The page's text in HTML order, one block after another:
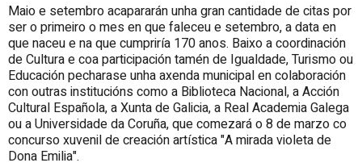
Maio e setembro acapararán unha gran cantidade de citas por
ser o primeiro o mes en que faleceu e setembro, a data en
que naceu e na que cumpriría 170 anos. Baixo a coordinación
de Cultura e coa participación tamén de Igualdade, Turismo ou
Educación pecharase unha axenda municipal en colaboración
con outras institucións como a Biblioteca Nacional, a Acción
Cultural Española, a Xunta de Galicia, a Real Academia Galega
ou a Universidade da Coruña, que comezará o 8 de marzo co
concurso xuvenil de creación artística "A mirada violeta de
Dona Emilia".